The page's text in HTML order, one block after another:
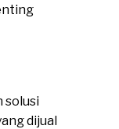
solusi
dijual